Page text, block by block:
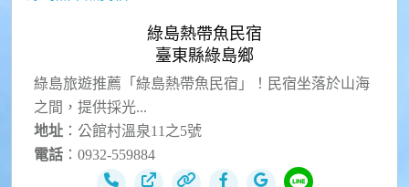
綠島熱帶魚民宿
臺東縣綠島鄉
綠島旅遊推薦「綠島熱帶魚民宿」！民宿坐落於山海
之間，提供採光...
地址 ：公館村溫泉11之5號
電話 ：0932-559884